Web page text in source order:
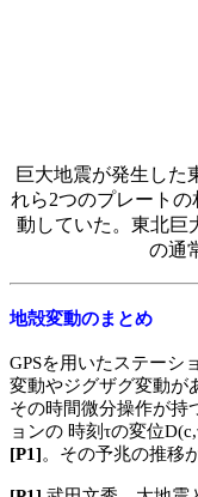
巨大地震が発生した
れら2つのプレートの
動していた。東北巨
の通
地殻変動のまとめ
GPSを用いたステーシ
変動やジグザグ変動が
その時間微分操作が持
ョンの 時刻τの変位D(c,
[P1]。その予兆の推移